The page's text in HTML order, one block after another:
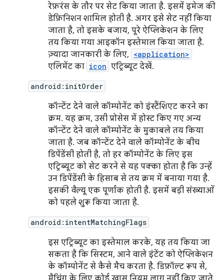
रेफ़रंस के तौर पर सेट किया जाता है. इसमें इमेज की
डेफ़िनिशन शामिल होती है. अगर इसे सेट नहीं किया
जाता है, तो इसके बजाय, पूरे ऐप्लिकेशन के लिए
तय किया गया आइकॉन इस्तेमाल किया जाता है.
ज़्यादा जानकारी के लिए, <application>
एलिमेंट का icon एट्रिब्यूट देखें.
android:initOrder
कॉन्टेंट देने वाले कॉम्पोनेंट को इंस्टैंशिएट करने का
क्रम. यह क्रम, उसी प्रोसेस में होस्ट किए गए अन्य
कॉन्टेंट देने वाले कॉम्पोनेंट के मुकाबले तय किया
जाता है. जब कॉन्टेंट देने वाले कॉम्पोनेंट के बीच
डिपेंडेंसी होती है, तो हर कॉम्पोनेंट के लिए इस
एट्रिब्यूट को सेट करने से यह पक्का होता है कि उन्हें
उन डिपेंडेंसी के हिसाब से तय क्रम में बनाया गया है.
इसकी वैल्यू एक पूर्णांक होती है. इसमें बड़ी संख्याओं
को पहले शुरू किया जाता है.
android:intentMatchingFlags
इस एट्रिब्यूट का इस्तेमाल करके, यह तय किया जा
सकता है कि सिस्टम, आने वाले इंटेंट को ऐप्लिकेशन
के कॉम्पोनेंट से कैसे मैच करता है. डिफ़ॉल्ट रूप से,